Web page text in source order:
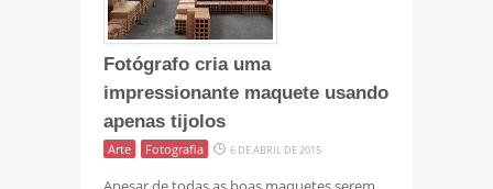
Fotógrafo cria uma
impressionante maquete usando
apenas tijolos
Arte Fotografia 6 DE ABRIL DE 2015